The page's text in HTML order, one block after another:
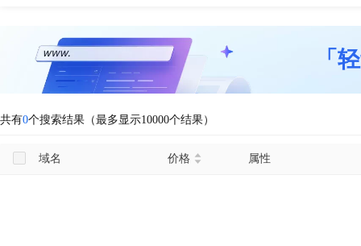
「
共有0个搜索结果（最多显示10000个结果）
域名 价格 属性